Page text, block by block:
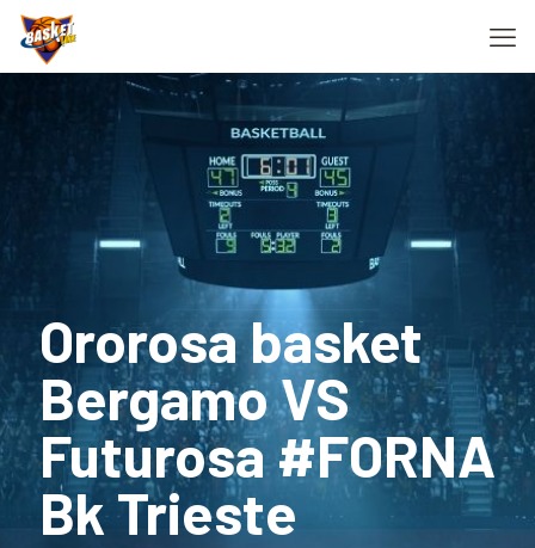
Ororosa basket
Bergamo VS
Futurosa #FORNA
Bk Trieste